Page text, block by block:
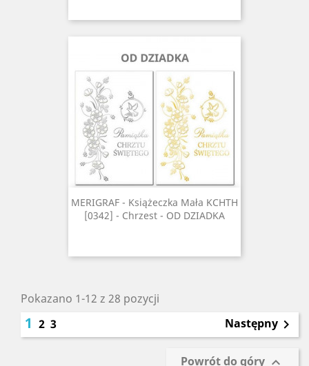
MERIGRAF - Książeczka Mała KCHTH
[0342] - Chrzest - OD DZIADKA
Pokazano 1-12 z 28 pozycji
1 2 3 Następny 
Powrót do góry 